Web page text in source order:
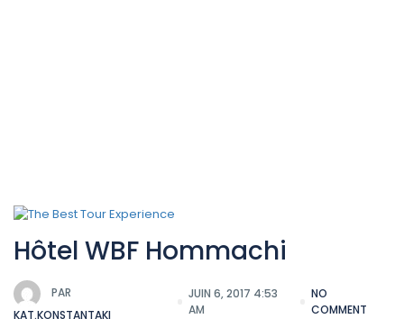
Hôtel WBF Hommachi
PAR
KAT.KONSTANTAKI
JUIN 6, 2017 4:53
AM
NO
COMMENT